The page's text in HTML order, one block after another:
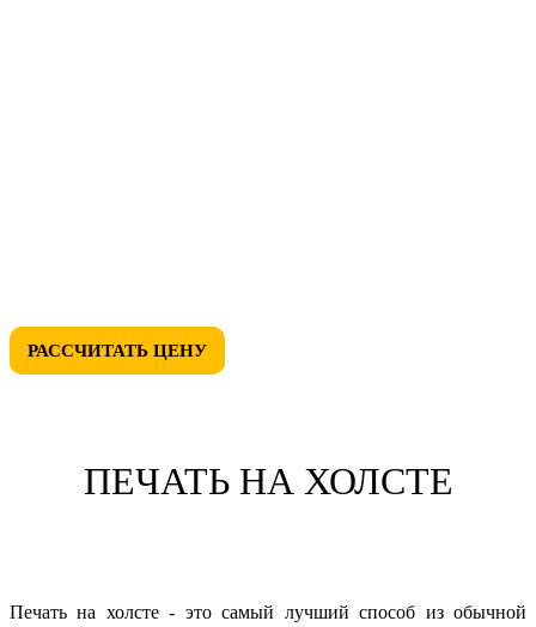
РАССЧИТАТЬ ЦЕНУ
ПЕЧАТЬ НА ХОЛСТЕ
Печать на холсте - это самый лучший способ из обычной